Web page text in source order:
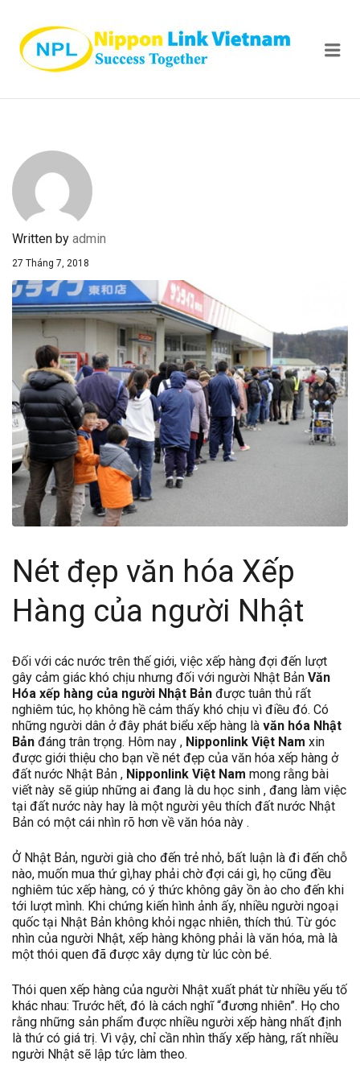
Written by admin
27 Tháng 7, 2018
Nét đẹp văn hóa Xếp
Hàng của người Nhật
Đối với các nước trên thế giới, việc xếp hàng đợi đến lượt
gây cảm giác khó chịu nhưng đối với người Nhật Bản Văn
Hóa xếp hàng của người Nhật Bản được tuân thủ rất
nghiêm túc, họ không hề cảm thấy khó chịu vì điều đó. Có
những người dân ở đây phát biểu xếp hàng là văn hóa Nhật
Bản đáng trân trọng. Hôm nay , Nipponlink Việt Nam xin
được giới thiệu cho bạn về nét đẹp của văn hóa xếp hàng ở
đất nước Nhật Bản , Nipponlink Việt Nam mong rằng bài
viết này sẽ giúp những ai đang là du học sinh , đang làm việc
tại đất nước này hay là một người yêu thích đất nước Nhật
Bản có một cái nhìn rõ hơn về văn hóa này .
Ở Nhật Bản, người già cho đến trẻ nhỏ, bất luận là đi đến chỗ
nào, muốn mua thứ gì,hay phải chờ đợi cái gì, họ cũng đều
nghiêm túc xếp hàng, có ý thức không gây ồn ào cho đến khi
tới lượt mình. Khi chứng kiến hình ảnh ấy, nhiều người ngoại
quốc tại Nhật Bản không khỏi ngạc nhiên, thích thú. Từ góc
nhìn của người Nhật, xếp hàng không phải là văn hóa, mà là
một thói quen đã được xây dựng từ lúc còn bé.
Thói quen xếp hàng của người Nhật xuất phát từ nhiều yếu tố
khác nhau: Trước hết, đó là cách nghĩ “đương nhiên”. Họ cho
rằng những sản phẩm được nhiều người xếp hàng nhất định
là thứ có giá trị. Vì vậy, chỉ cần nhìn thấy xếp hàng, rất nhiều
người Nhật sẽ lập tức làm theo.